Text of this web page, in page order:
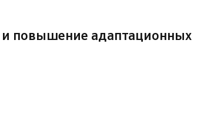
и повышение адаптационных